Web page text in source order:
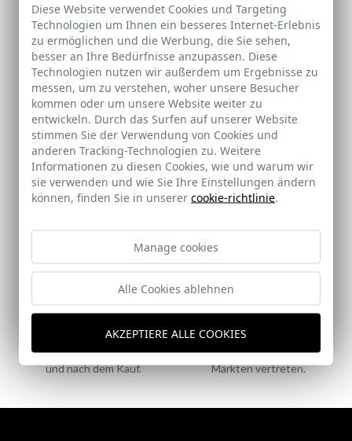
Personalisierung
Einer der Werte, die unser
Unternehmen auszeichnen,
ist die Möglichkeit, die
Produkte nach Ihrem
Geschmack und Ihren
Bedürfnissen zu gestalten.
Qualität
Die Doccia Group bietet
Produkte an, die unter
Einhaltung der höchsten
Qualitätsstandards und unter
Verwendung der besten
Rohstoffe hergestellt
werden.
Die Doccia Group bietet mit
Kundendienstteam einen
ausgezeichneten Service vor
und nach dem Kauf.
Unser Unternehmen ist dank
Expansionsstrategie auf
mehreren internationalen
Märkten vertreten.
Diese Website verwendet Cookies und Targeting
Technologien um Ihnen ein besseres Internet-Erlebnis
zu ermöglichen und die Werbung, die Sie sehen,
besser an Ihre Bedürfnisse anzupassen. Diese
Technologien nutzen wir außerdem um Ergebnisse zu
messen, um zu verstehen, woher unsere Besucher
kommen oder um unsere Website weiter zu
entwickeln. Durch das Surfen auf unserer Website
stimmen Sie der Verwendung von Cookies und
anderen Tracking-Technologien zu. Weitere
Informationen zu diesen Cookies, wie und warum wir
sie verwenden und wie Sie Ihre Einstellungen ändern
können, finden Sie in unserer cookie-richtlinie.
Manage cookies
Alle Cookies ablehnen
AKZEPTIERE ALLE COOKIES